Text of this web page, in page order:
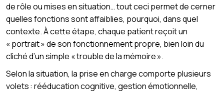
de rôle ou mises en situation… tout ceci permet de cerner
quelles fonctions sont affaiblies, pourquoi, dans quel
contexte. À cette étape, chaque patient reçoit un
« portrait » de son fonctionnement propre, bien loin du
cliché d’un simple « trouble de la mémoire ».
Selon la situation, la prise en charge comporte plusieurs
volets : rééducation cognitive, gestion émotionnelle,